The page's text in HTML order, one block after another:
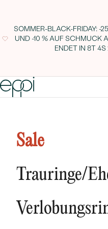
SOMMER-BLACK-FRIDAY: -
UND -10 % AUF SCHMUCK
ENDET IN 8T 4S
Sale
Trauringe/
NEUHEITEN
Diamant in